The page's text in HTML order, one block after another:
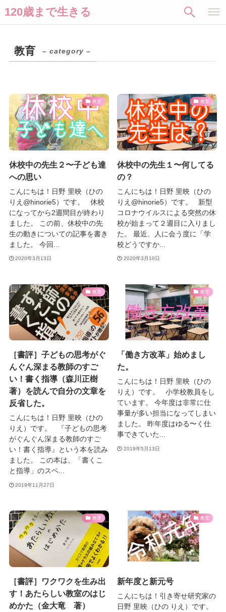
120歳まで生きる
教育 – category –
教育
休校中の先生２〜子ども達
への思い
こんにちは！日野 里映（ひの
りえ@hinorie5）です。 休校
になってから2週間目が終わり
ました。 この前、休校中の先
生の動きについての記事を書き
ました。 今回...
2020年3月13日
教育
休校中の先生１〜何してる
の？
こんにちは！日野 里映（ひの
りえ@hinorie5）です。 新型
コロナウイルスによる突然の休
校が始まって２週目に入りまし
た。 最近、人に会う度に「学
校どうですか...
2020年3月10日
教育
［書評］子どもの思考がぐ
んぐん深まる教師のすご
い！書く指導（森川正樹
著）を読んで自分の文章を
反省した。
こんにちは！日野 里映（ひの
りえ）です。 『子どもの思考
がぐんぐん深まる教師のすご
い！書く指導』という本を読み
ました。 この本は、「書くこ
と指導」のスペ...
2019年11月27日
教育
「働き方改革」始めまし
た。
こんにちは！日野 里映（ひの
りえ）です。 小学校教員をし
ています。 今年度は非常に仕
事量が多い担当になってしまい
ました。 昨年度はゆる〜く仕
事できていた...
2019年5月13日
教育
［書評］ワクワクを生み出
す！あたらしい教室のはじ
めかた（金大竜 著）
教育
新年度と新元号
こんにちは！引き寄せ研究家の
日野 里映（ひの りえ）です。